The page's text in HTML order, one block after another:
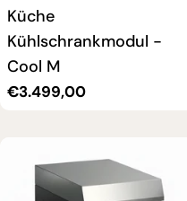
Küche
Kühlschrankmodul -
Cool M
Regulärer
€3.499,00